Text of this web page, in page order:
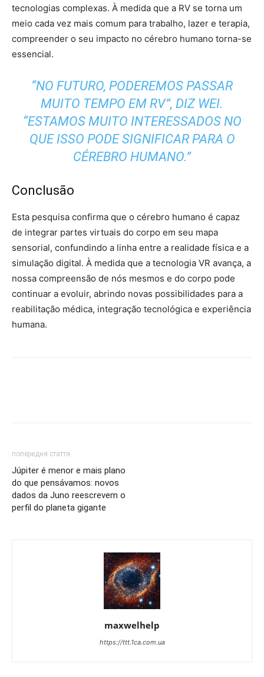
tecnologias complexas. À medida que a RV se torna um
meio cada vez mais comum para trabalho, lazer e terapia,
compreender o seu impacto no cérebro humano torna-se
essencial.
“NO FUTURO, PODEREMOS PASSAR
MUITO TEMPO EM RV”, DIZ WEI.
“ESTAMOS MUITO INTERESSADOS ​​NO
QUE ISSO PODE SIGNIFICAR PARA O
CÉREBRO HUMANO.”
Conclusão
Esta pesquisa confirma que o cérebro humano é capaz
de integrar partes virtuais do corpo em seu mapa
sensorial, confundindo a linha entre a realidade física e a
simulação digital. À medida que a tecnologia VR avança, a
nossa compreensão de nós mesmos e do corpo pode
continuar a evoluir, abrindo novas possibilidades para a
reabilitação médica, integração tecnológica e experiência
humana.
попередня стаття
Júpiter é menor e mais plano
do que pensávamos: novos
dados da Juno reescrevem o
perfil do planeta gigante
maxwelhelp
https://ttt.1ca.com.ua